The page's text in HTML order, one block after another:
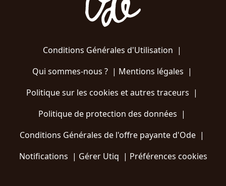
Conditions Générales d'Utilisation |
Qui sommes-nous ?| Mentions légales |
Politique sur les cookies et autres traceurs |
Politique de protection des données |
Conditions Générales de l'offre payante d'Ode |
Notifications | Gérer Utiq | Préférences cookies